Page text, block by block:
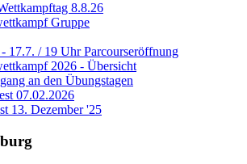
8.8.26
Gruppe
17.7. / 19 Uhr Parcourseröffnung
2026 - Übersicht
an den Übungstagen
07.02.2026
13. Dezember '25